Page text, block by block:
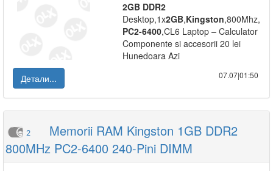
2GB DDR2
Desktop,1x2GB,Kingston,800Mhz,
PC2-6400,CL6 Laptop – Calculator
Componente si accesorii 20 lei
Hunedoara Azi
Детали...
07.07|01:50
2
Memorii RAM Kingston 1GB DDR2
800MHz PC2-6400 240-Pini DIMM